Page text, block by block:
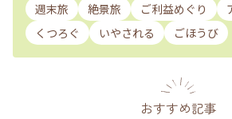
週末旅 絶景旅 ご利益めぐり
くつろぐ
いやされる ごほうび
おすすめ記事